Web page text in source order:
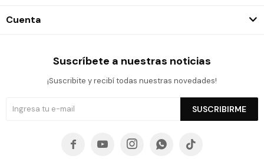
Cuenta
Suscríbete a nuestras noticias
¡Suscribite y recibí todas nuestras novedades!
SUSCRIBIRME
    